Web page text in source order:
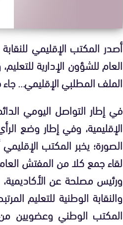
أصدر المكتب الإقليمي للنقابة
العام للشؤون الإدارية
الملف المطلبي الإقليمي… جاء
في إطار التواصل اليومي
الإقليمية، وفي إطار وضع
الصورة؛ يخبر المكتب
لقاء جمع كلا من المفتش
ورئيس مصلحة عن الأكاديمية،
والنقابة الوطنية للتعليم
المكتب الوطني وعضويين